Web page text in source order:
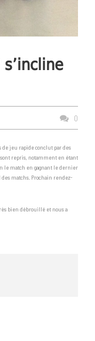
s’incline
0
de jeu rapide conclut par des
repris, notamment en étant
le match en gagnant le dernier
matchs. Prochain rendez-
bien débrouillé et nous a